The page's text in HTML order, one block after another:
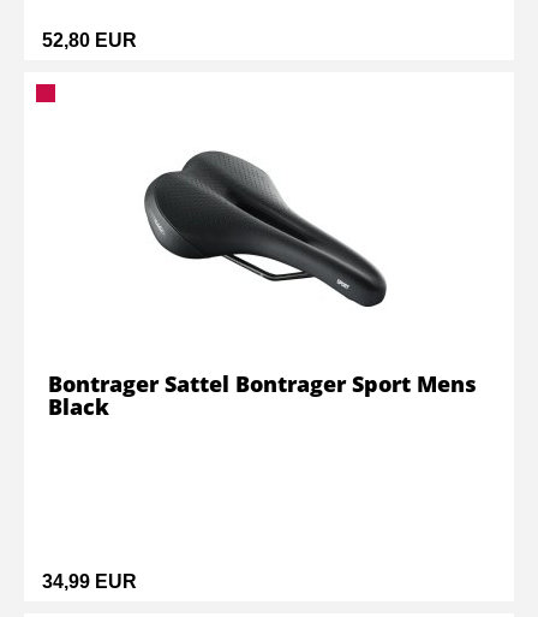
52,80 EUR
34,99 EUR
Bontrager Sattel Bontrager Sport Mens
Black